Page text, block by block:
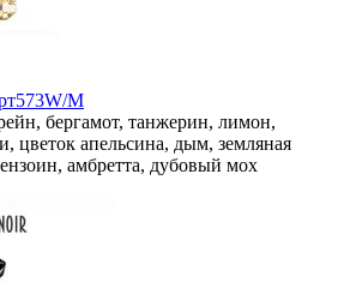
M
бергамот, танжерин, лимон,
цветок апельсина, дым, земляная
амбретта, дубовый мох